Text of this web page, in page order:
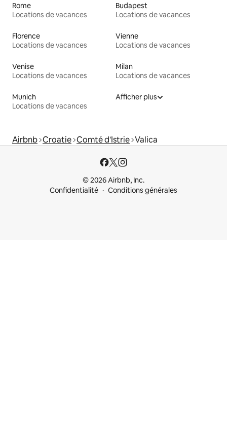
Rome
Locations de vacances
Budapest
Locations de vacances
Florence
Locations de vacances
Vienne
Locations de vacances
Venise
Locations de vacances
Milan
Locations de vacances
Munich
Locations de vacances
Afficher plus
Airbnb Croatie Comté d'Istrie Valica
© 2026 Airbnb, Inc.
Confidentialité
Conditions générales